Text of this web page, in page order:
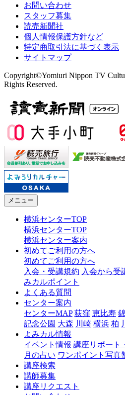
お問い合わせ
スタッフ募集
読売新聞社
個人情報保護方針など
特定商取引法に基づく表示
サイトマップ
Copyright©Yomiuri Nippon TV
Rights Reserved.
メニュー
横浜センターTOP
横浜センターTOP
横浜センター案内
初めてご利用の方へ
初めてご利用の方へ
入会・受講規約 入会から受
みカルポイント
よくある質問
センター案内
センターMAP 荻窪 恵比寿
記念公園 大森 川崎 横浜 柏
よみカル情報
イベント情報 講座リポート
月の占い ワンポイント写真
講座検索
講師募集
講座リクエスト